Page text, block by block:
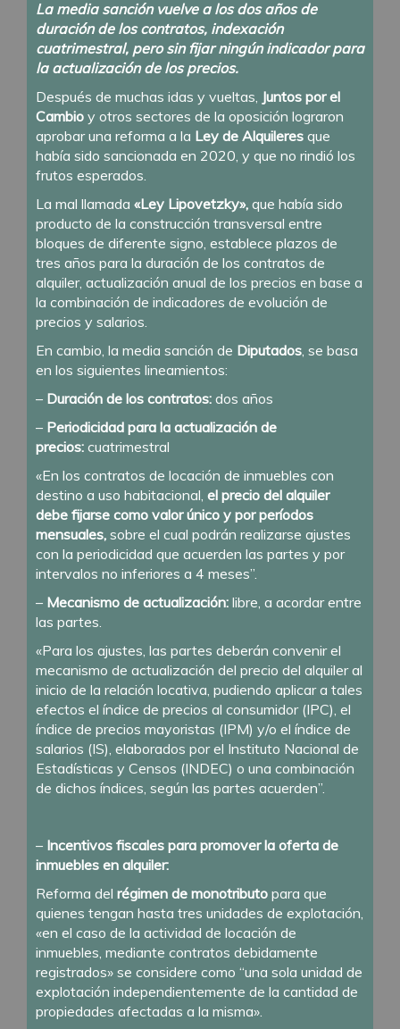
La media sanción vuelve a los dos años de
duración de los contratos, indexación
cuatrimestral, pero sin fijar ningún indicador para
la actualización de los precios.
Después de muchas idas y vueltas, Juntos por el
Cambio y otros sectores de la oposición lograron
aprobar una reforma a la Ley de Alquileres que
había sido sancionada en 2020, y que no rindió los
frutos esperados.
La mal llamada «Ley Lipovetzky», que había sido
producto de la construcción transversal entre
bloques de diferente signo, establece plazos de
tres años para la duración de los contratos de
alquiler, actualización anual de los precios en base a
la combinación de indicadores de evolución de
precios y salarios.
En cambio, la media sanción de Diputados , se basa
en los siguientes lineamientos:
– Duración de los contratos: dos años
– Periodicidad para la actualización de
precios: cuatrimestral
«En los contratos de locación de inmuebles con
destino a uso habitacional, el precio del alquiler
debe fijarse como valor único y por períodos
mensuales, sobre el cual podrán realizarse ajustes
con la periodicidad que acuerden las partes y por
intervalos no inferiores a 4 meses”.
– Mecanismo de actualización: libre, a acordar entre
las partes.
«Para los ajustes, las partes deberán convenir el
mecanismo de actualización del precio del alquiler al
inicio de la relación locativa, pudiendo aplicar a tales
efectos el índice de precios al consumidor (IPC), el
índice de precios mayoristas (IPM) y/o el índice de
salarios (IS), elaborados por el Instituto Nacional de
Estadísticas y Censos (INDEC) o una combinación
de dichos índices, según las partes acuerden”.
– Incentivos fiscales para promover la oferta de
inmuebles en alquiler:
Reforma del régimen de monotributo para que
quienes tengan hasta tres unidades de explotación,
«en el caso de la actividad de locación de
inmuebles, mediante contratos debidamente
registrados» se considere como “una sola unidad de
explotación independientemente de la cantidad de
propiedades afectadas a la misma».